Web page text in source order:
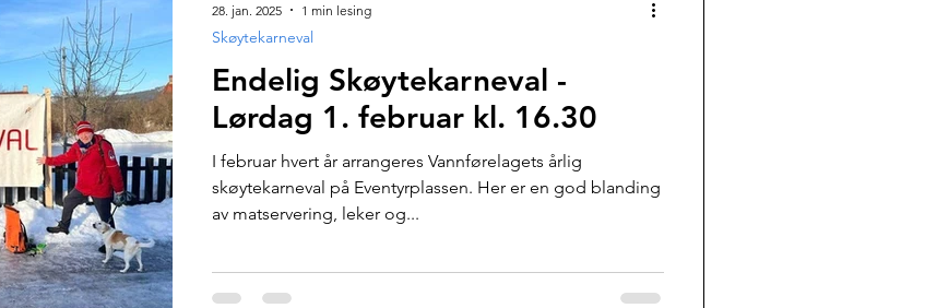
Endelig Skøytekarneval -
Lørdag 1. februar kl. 16.30
I februar hvert år arrangeres Vannførelagets årlig
skøytekarneval på Eventyrplassen. Her er en god blanding
av matservering, leker og...
Skøytekarneval
28. jan. 2025 1 min lesing